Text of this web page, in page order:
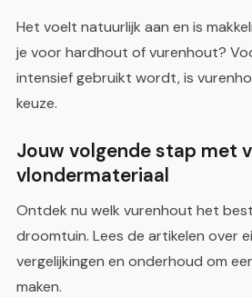
Het voelt natuurlijk aan en is
je voor hardhout of vurenhout?
intensief gebruikt wordt, is
keuze.
Jouw volgende stap met
vlondermateriaal
Ontdek nu welk vurenhout het
droomtuin. Lees de artikelen over
vergelijkingen en onderhoud om
maken.